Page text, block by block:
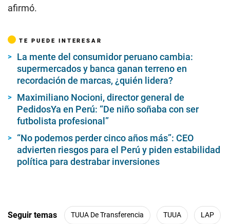
afirmó.
TE PUEDE INTERESAR
La mente del consumidor peruano cambia:
supermercados y banca ganan terreno en
recordación de marcas, ¿quién lidera?
Maximiliano Nocioni, director general de
PedidosYa en Perú: “De niño soñaba con ser
futbolista profesional”
“No podemos perder cinco años más”: CEO
advierten riesgos para el Perú y piden estabilidad
política para destrabar inversiones
Seguir temas TUUA De Transferencia TUUA LAP